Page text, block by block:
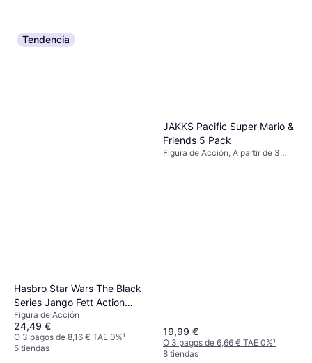
Tendencia
Hasbro Star Wars The Black
Series Jango Fett Action
Figure 15 cm
Figura de Acción
24,49 €
O 3 pagos de 8,16 € TAE 0%¹
5 tiendas
JAKKS Pacific Super Mario &
Friends 5 Pack
Figura de Acción, A partir de 3
19,99 €
O 3 pagos de 6,66 € TAE 0%¹
8 tiendas